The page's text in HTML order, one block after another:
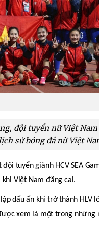
đội tuyển nữ Việt
sử bóng đá nữ Việt
tuyển giành HCV SEA
Việt Nam đăng cai.
dấu ấn khi trở thành HLV
xem là một trong những